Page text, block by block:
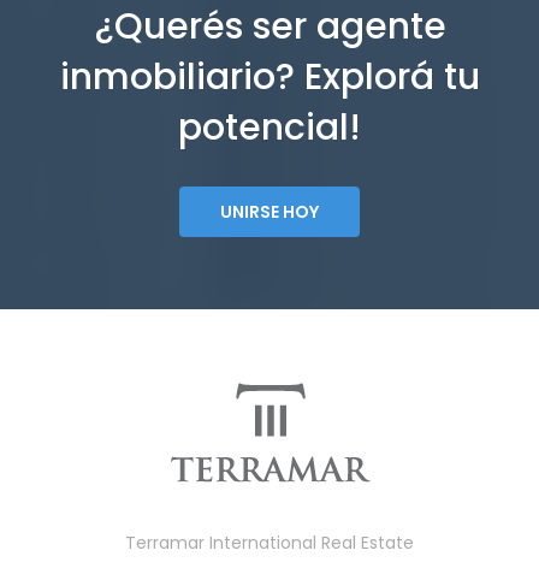
¿Querés ser agente
inmobiliario? Explorá tu
potencial!
UNIRSE HOY
Terramar International Real Estate